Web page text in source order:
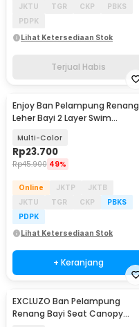
JKTU
TGR CKP
PBKS
PDPK
Lihat Ketersediaan Stok
Terjual Habis
Enjoy Ban Pelampung Renang
Leher Bayi 2 Layer Swim
Multi-Color
Rp23.700
Rp45.900 49%
Online JKTP
JKTB
JKTU
TGR CKP
PBKS
PDPK
Lihat Ketersediaan Stok
+ Keranjang
EXCLUZO Ban Pelampung
Renang Bayi Seat Canopy